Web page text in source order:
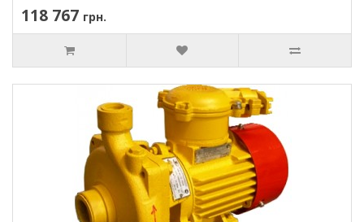
118 767 грн.